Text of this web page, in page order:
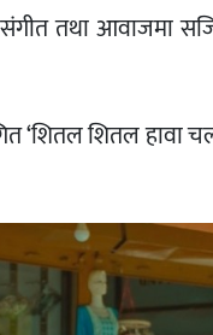
तथा आवाजमा
‘शितल शितल हावा